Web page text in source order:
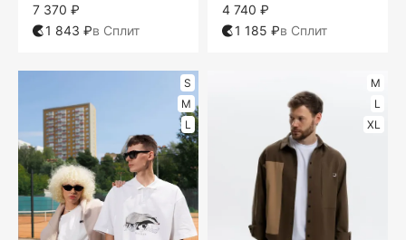
7 370 ₽
1 843 ₽в Сплит
4 740 ₽
1 185 ₽в Сплит
S
M
L
M
L
XL